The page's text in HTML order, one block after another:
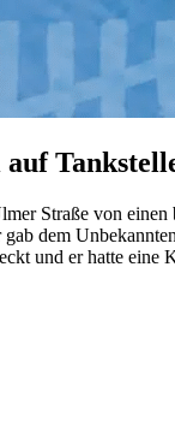
Straße von
dem
und er hatte